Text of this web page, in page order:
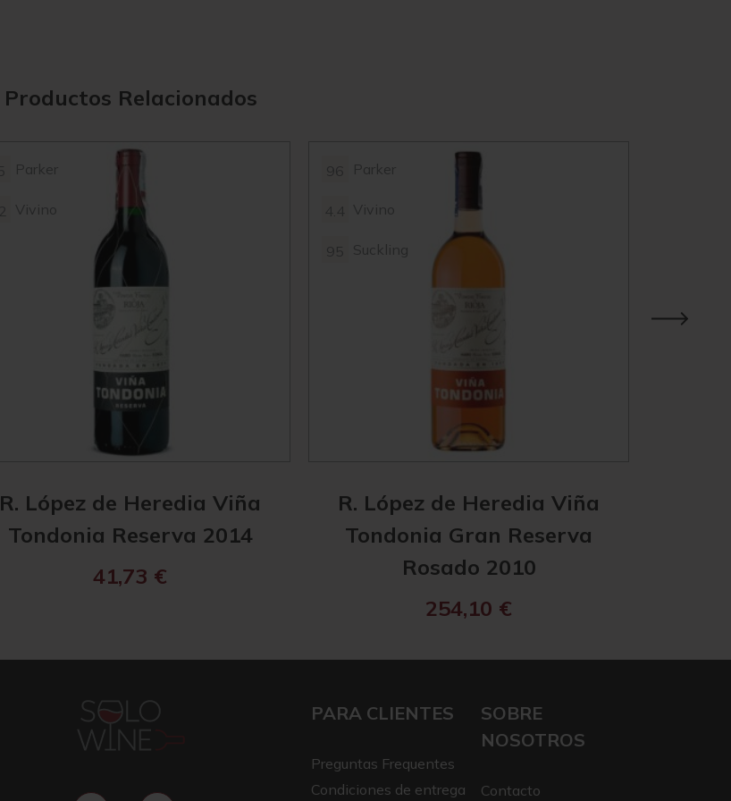
Productos Relacionados
Parker
Vivino
R. López de Heredia Viña
Tondonia Reserva 2014
41,73 €
Parker
Vivino
Suckling
R. López de Heredia Viña
Tondonia Gran Reserva
Rosado 2010
254,10 €
PARA CLIENTES
Preguntas Frequentes
Condiciones de entrega
SOBRE
NOSOTROS
Contacto